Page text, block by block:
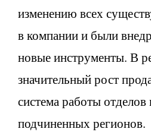
изменению всех
в компании и были
новые инструменты. В
значительный рост
система работы
подчиненных регионов.